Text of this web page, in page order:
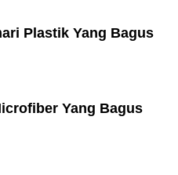
Plastik Yang Bagus
Yang Bagus